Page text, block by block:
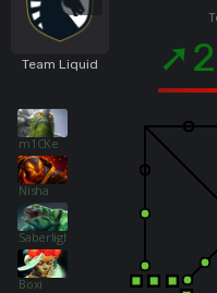
Team Liquid
m1CKe
Nisha
Saberlight
Boxi